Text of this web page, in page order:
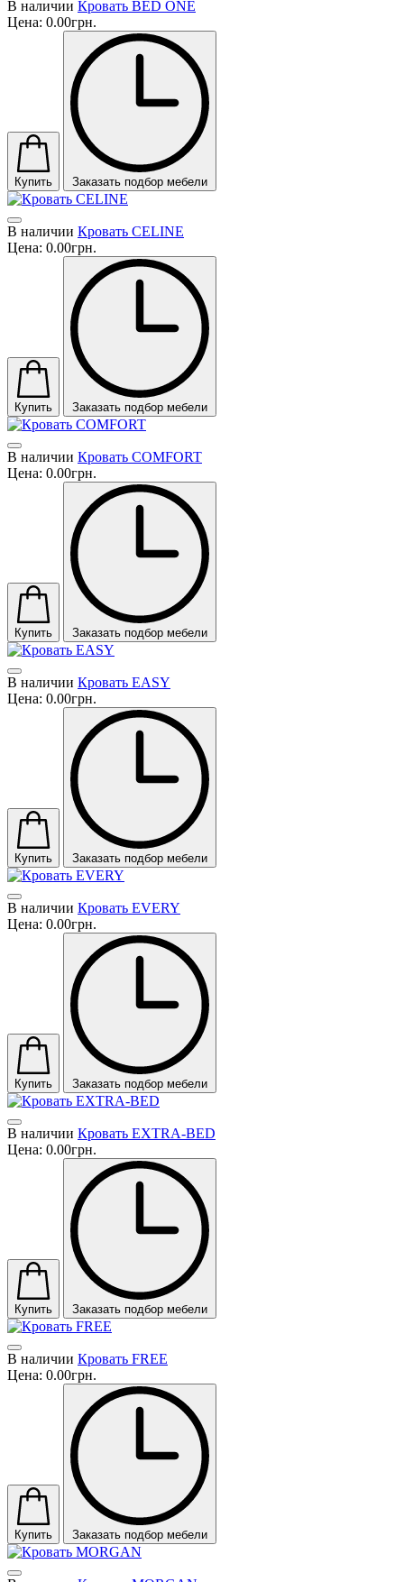
В наличии Кровать BED ONE
Цена: 0.00грн.
Купить Заказать подбор мебели
В наличии Кровать CELINE
Цена: 0.00грн.
Купить Заказать подбор мебели
В наличии Кровать COMFORT
Цена: 0.00грн.
Купить Заказать подбор мебели
В наличии Кровать EASY
Цена: 0.00грн.
Купить Заказать подбор мебели
В наличии Кровать EVERY
Цена: 0.00грн.
Купить Заказать подбор мебели
В наличии Кровать EXTRA-BED
Цена: 0.00грн.
Купить Заказать подбор мебели
В наличии Кровать FREE
Цена: 0.00грн.
Купить Заказать подбор мебели